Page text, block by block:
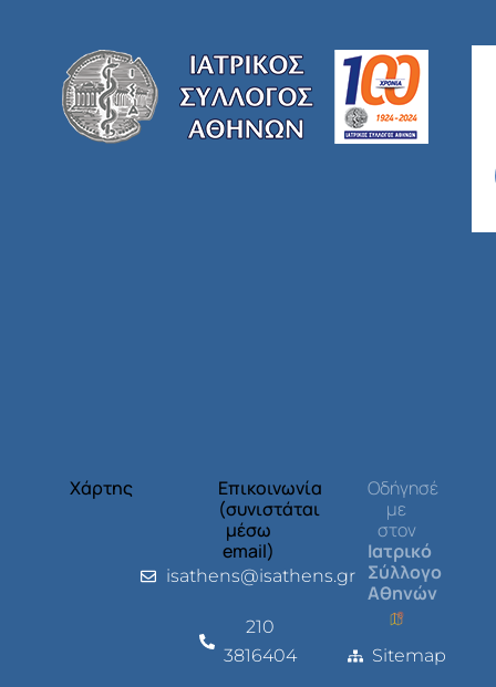
Χάρτης
Επικοινωνία
(συνιστάται
μέσω
email)
isathens@isathens.gr
210
3816404
Οδήγησέ
με
στον
Ιατρικό
Σύλλογο
Αθηνών
Sitemap